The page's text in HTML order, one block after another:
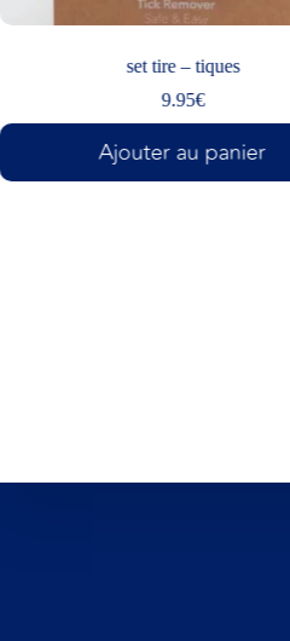
set tire – tiques
9.95€
Ajouter au panier